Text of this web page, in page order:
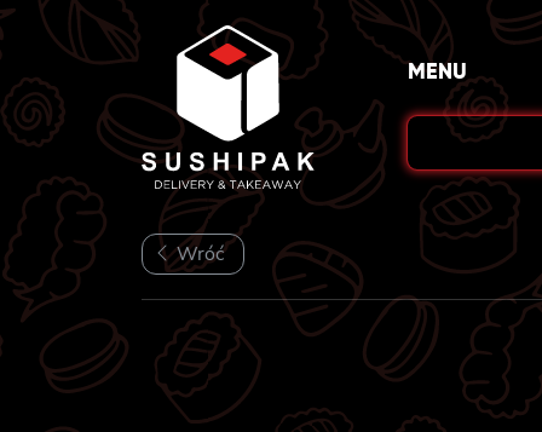
Skip
to
content
MENU
Wróć